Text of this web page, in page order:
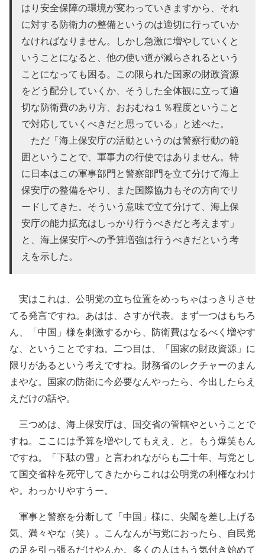
はり安全保障の環境が変わっていきますから、それ
に対する防衛力の整備というのは適切に行っていか
なければなりません。しかし急激に増やしていくと
いうことになると、他の使い道が減らされるという
ことになっても困る。この限られた国家の財政資源
をどう配分していくか、そうした全体観に立って適
切な防衛費のあり方、おおむね１％程度ということ
で対応していくべきだと思っている」と述べた。
ただ「海上保安庁の活動というのは警察行動の範
囲ということで、軍事力の行使ではありません。特
に日本はこの軍事部門と警察部門を立て分けて海上
保安庁の整備をやり、また国際協力もその方向でリ
ードしてきた。そういう意味で立て分けて、海上保
安庁の能力拡充はしっかり行うべきだと考えます」
と、海上保安庁への予算増強は行うべきだという考
えを示した。
実はこれは、公明党の立ち位置をめっちゃはっきりさせ
てる発言ですね。あはは、さすが代表。まず一つはもちろ
ん、「中国」様を刺激するから、防衛費はなるべく増やす
な、ということですね。二つ目は、「国家の財政資源」に
限りがあるという考えですね。財務省のレクチャーのまん
まやな。国家の防衛に今必要なんやったら、今出したらえ
えだけの話や。
三つめは、海上保安庁は、国交省の管轄やということで
すね。ここには予算を増やしてもええ、と。もう爆笑もん
ですね。「下駄の雪」と言われながらも二十年、与党とし
て国交省枠を死守してきたからこれは公明党の利権なわけ
や。わっかりやすうー。
軍事と警察を分断して「中国」様に、尖閣を差し上げる
気、満々やな（笑）。こんなんが与党におったら、自民党
の足を引っ張るだけやんか。多くの人はもう気付き始めて